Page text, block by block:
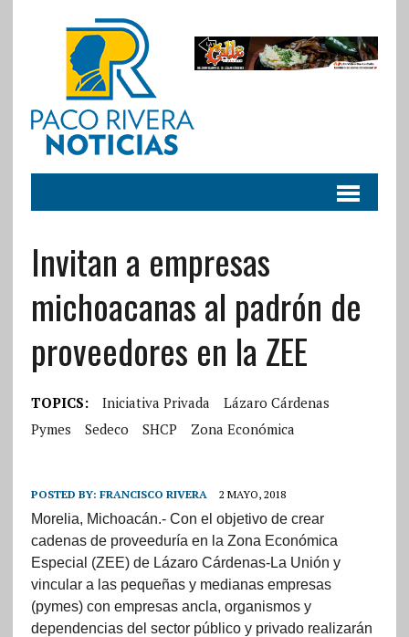
Invitan a empresas
michoacanas al padrón de
proveedores en la ZEE
TOPICS: Iniciativa Privada
Lázaro Cárdenas
Pymes
Sedeco SHCP Zona Económica
POSTED BY: FRANCISCO RIVERA 2 MAYO, 2018
Morelia, Michoacán.-Con el objetivo de crear
cadenas de proveeduría en la Zona Económica
Especial (ZEE) de Lázaro Cárdenas-La Unión y
vincular a las pequeñas y medianas empresas
(pymes) con empresas ancla, organismos y
dependencias del sector público y privado realizarán